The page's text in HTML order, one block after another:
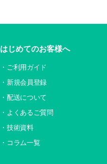
はじめてのお客様へ
ご利用ガイド
新規会員登録
配送について
よくあるご質問
技術資料
コラム一覧